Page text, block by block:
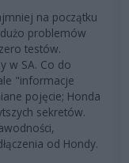
na początku
problemów
testów.
w SA. Co do
"informacje
pojęcie; Honda
sekretów.
od Hondy.